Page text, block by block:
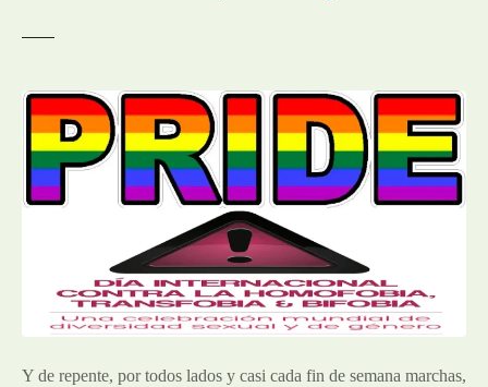
Y de repente, por todos lados y casi cada fin de semana marchas,